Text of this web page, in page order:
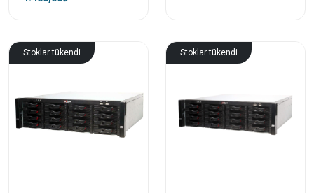
Stoklar tükendi Stoklar tükendi